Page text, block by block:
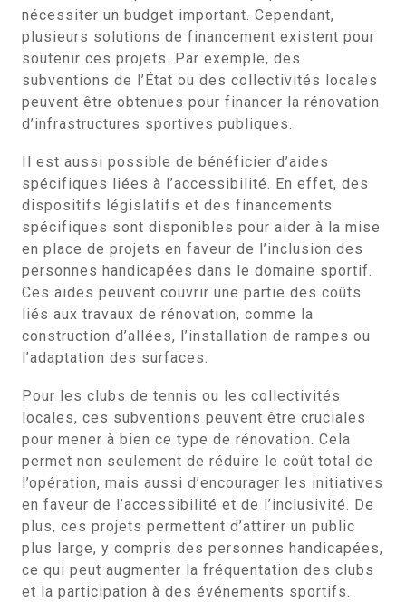
nécessiter un budget important. Cependant,
plusieurs solutions de financement existent pour
soutenir ces projets. Par exemple, des
subventions de l’État ou des collectivités locales
peuvent être obtenues pour financer la rénovation
d’infrastructures sportives publiques.
Il est aussi possible de bénéficier d’aides
spécifiques liées à l’accessibilité. En effet, des
dispositifs législatifs et des financements
spécifiques sont disponibles pour aider à la mise
en place de projets en faveur de l’inclusion des
personnes handicapées dans le domaine sportif.
Ces aides peuvent couvrir une partie des coûts
liés aux travaux de rénovation, comme la
construction d’allées, l’installation de rampes ou
l’adaptation des surfaces.
Pour les clubs de tennis ou les collectivités
locales, ces subventions peuvent être cruciales
pour mener à bien ce type de rénovation. Cela
permet non seulement de réduire le coût total de
l’opération, mais aussi d’encourager les initiatives
en faveur de l’accessibilité et de l’inclusivité. De
plus, ces projets permettent d’attirer un public
plus large, y compris des personnes handicapées,
ce qui peut augmenter la fréquentation des clubs
et la participation à des événements sportifs.